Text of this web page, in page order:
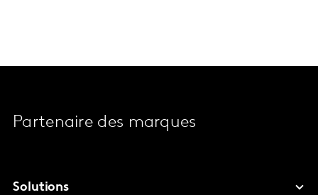
Partenaire des marques
Solutions